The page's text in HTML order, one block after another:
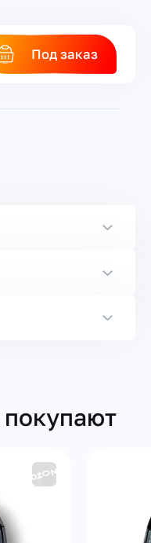
Под заказ